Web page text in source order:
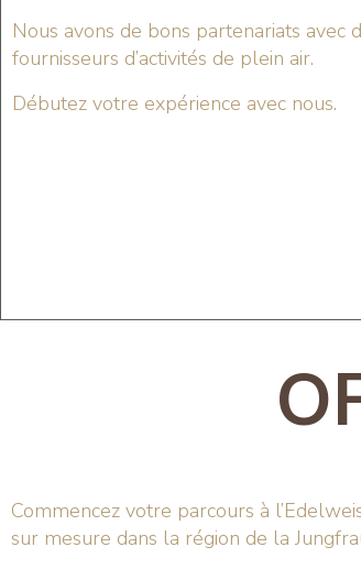
Nous avons de bons partenariats avec
fournisseurs d’activités de plein air.
Débutez votre expérience avec nous.
Commencez votre parcours à
sur mesure dans la région de la